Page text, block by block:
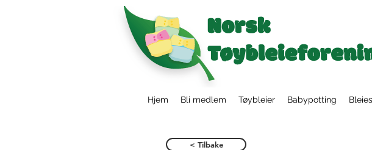
Hjem Bli medlem Tøybleier Babypotting
< Tilbake